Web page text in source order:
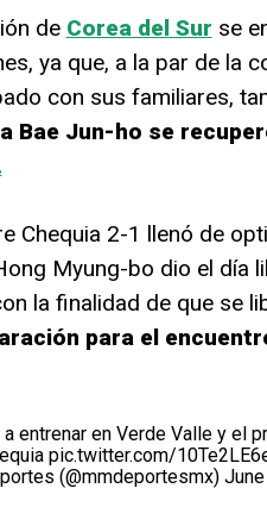
de Corea del Sur se
ya que, a la par de la
con sus familiares,
Bae Jun-ho se
Chequia 2-1 llenó de
Myung-bo dio el día
la finalidad de que se
para el
a entrenar en Verde Valle y el
pic.twitter.com/
(@mmdeportesmx)